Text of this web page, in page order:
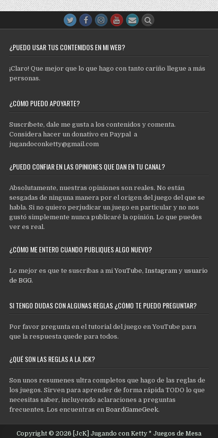
¿PUEDO USAR TUS CONTENIDOS EN MI WEB?
¡Claro! Que mejor que lo que hago con tanto cariño llegue a más
personas.
¿CÓMO PUEDO APOYARTE?
Suscríbete, dale me gusta a los contenidos y comenta.
Considera hacer un donativo en Paypal a
jugandoconketty@gmail.com
¿PUEDO CONFIAR EN LAS OPINIONES QUE DAN EN TU CANAL?
Absolutamente, nuestras opiniones son reales. No están
sesgadas de ninguna manera por el origen del juego del que se
habla. Si no quiero perjudicar un juego en particular y no nos
gustó simplemente nunca publicaré la opinión. Lo que puedes
ver es real.
¿CÓMO ME ENTERO CUANDO PUBLIQUES ALGO NUEVO?
Lo mejor es que te suscribas a miYouTube,Instagram y usuario
de BGG.
SI TENGO DUDAS CON ALGUNAS REGLAS ¿CÓMO TE PUEDO PREGUNTAR?
Por favor pregunta en el tutorial del juego en YouTube para
que la respuesta quede para todos.
¿QUÉ SON LAS REGLAS A LA JCK?
Son unos resumenes ultra completos que hago de las reglas de
los juegos. Sirven para aprender de forma rápida TODO lo que
necesitas saber, incluyendo aclaraciones a preguntas
frecuentes. Los encuentras enBoardGameGeek.
Copyright © 2026 [JcK] Jugando con Ketty * Juegos de Mesa